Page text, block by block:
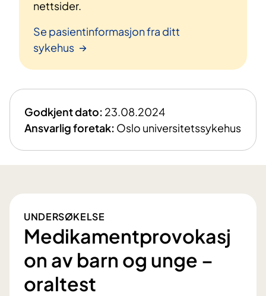
nettsider.
Se pasientinformasjon fra ditt
sykehus
Godkjent dato: 23.08.2024
Ansvarlig foretak: Oslo universitetssykehus
UNDERSØKELSE
Medikamentprovokasj
on av barn og unge –
oraltest